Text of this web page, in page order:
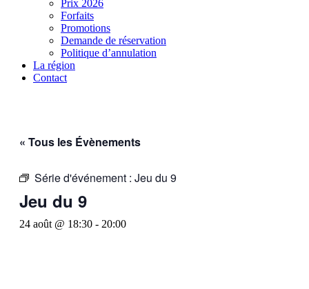
Prix 2026
Forfaits
Promotions
Demande de réservation
Politique d’annulation
La région
Contact
« Tous les Évènements
Série d'événement : Jeu du 9
Jeu du 9
24 août @ 18:30 - 20:00